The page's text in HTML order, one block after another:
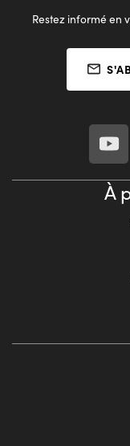
Restez informé en
À